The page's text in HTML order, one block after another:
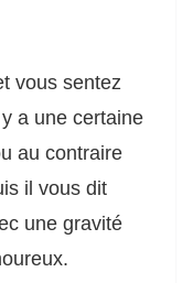
vous sentez
a une certaine
au contraire
il vous dit
une gravité